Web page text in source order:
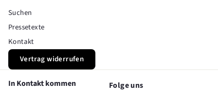
Suchen
Pressetexte
Kontakt
Vertrag widerrufen
In Kontakt kommen Folge uns